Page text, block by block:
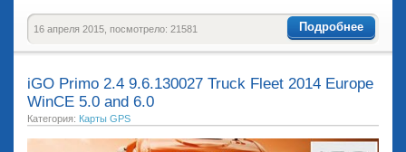
Подробнее
16 апреля 2015, посмотрело: 21581
iGO Primo 2.4 9.6.130027 Truck Fleet 2014 Europe
WinCE 5.0 and 6.0
Категория: Карты GPS